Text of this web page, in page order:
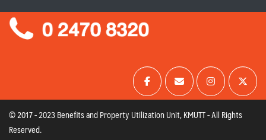
© 2017 - 2023 Benefits and Property Utilization Unit, KMUTT - All Rights
Reserved.